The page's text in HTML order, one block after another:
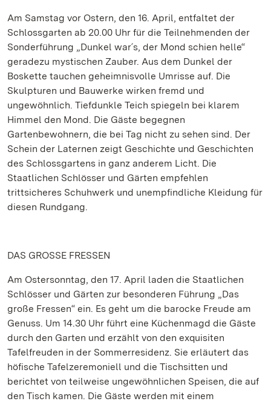
Am Samstag vor Ostern, den 16. April, entfaltet der
Schlossgarten ab 20.00 Uhr für die Teilnehmenden der
Sonderführung „Dunkel war´s, der Mond schien helle“
geradezu mystischen Zauber. Aus dem Dunkel der
Boskette tauchen geheimnisvolle Umrisse auf. Die
Skulpturen und Bauwerke wirken fremd und
ungewöhnlich. Tiefdunkle Teich spiegeln bei klarem
Himmel den Mond. Die Gäste begegnen
Gartenbewohnern, die bei Tag nicht zu sehen sind. Der
Schein der Laternen zeigt Geschichte und Geschichten
des Schlossgartens in ganz anderem Licht. Die
Staatlichen Schlösser und Gärten empfehlen
trittsicheres Schuhwerk und unempfindliche Kleidung für
diesen Rundgang.
DAS GROSSE FRESSEN
Am Ostersonntag, den 17. April laden die Staatlichen
Schlösser und Gärten zur besonderen Führung „Das
große Fressen“ ein. Es geht um die barocke Freude am
Genuss. Um 14.30 Uhr führt eine Küchenmagd die Gäste
durch den Garten und erzählt von den exquisiten
Tafelfreuden in der Sommerresidenz. Sie erläutert das
höfische Tafelzeremoniell und die Tischsitten und
berichtet von teilweise ungewöhnlichen Speisen, die auf
den Tisch kamen. Die Gäste werden mit einem